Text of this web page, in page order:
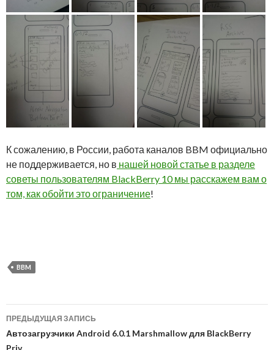
К сожалению, в России, работа каналов BBM официально
не поддерживается, но в нашей новой статье в разделе
советы пользователям BlackBerry 10 мы расскажем вам о
том, как обойти это ограничение!
BBM
Навигация
по
ПРЕДЫДУЩАЯ ЗАПИСЬ
Автозагрузчики Android 6.0.1 Marshmallow для BlackBerry
Priv